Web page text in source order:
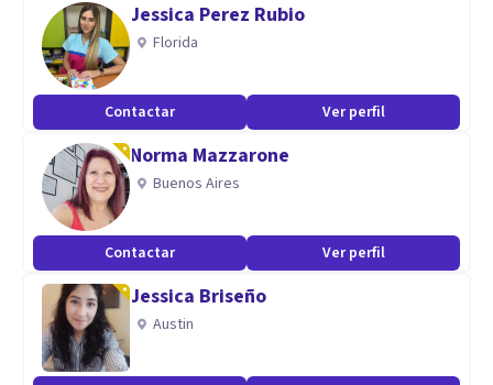
Jessica Perez Rubio
Florida
Contactar Ver perfil
Norma Mazzarone
Buenos Aires
Contactar Ver perfil
Jessica Briseño
Austin